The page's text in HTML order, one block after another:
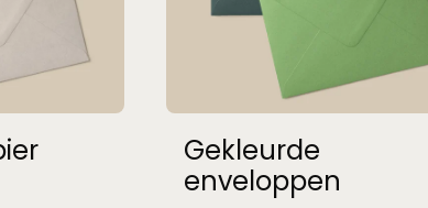
Gekleurde
enveloppen